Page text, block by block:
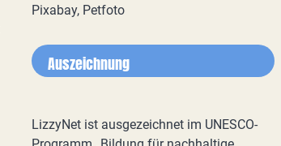
Pixabay, Petfoto
Auszeichnung
LizzyNet ist ausgezeichnet im UNESCO-